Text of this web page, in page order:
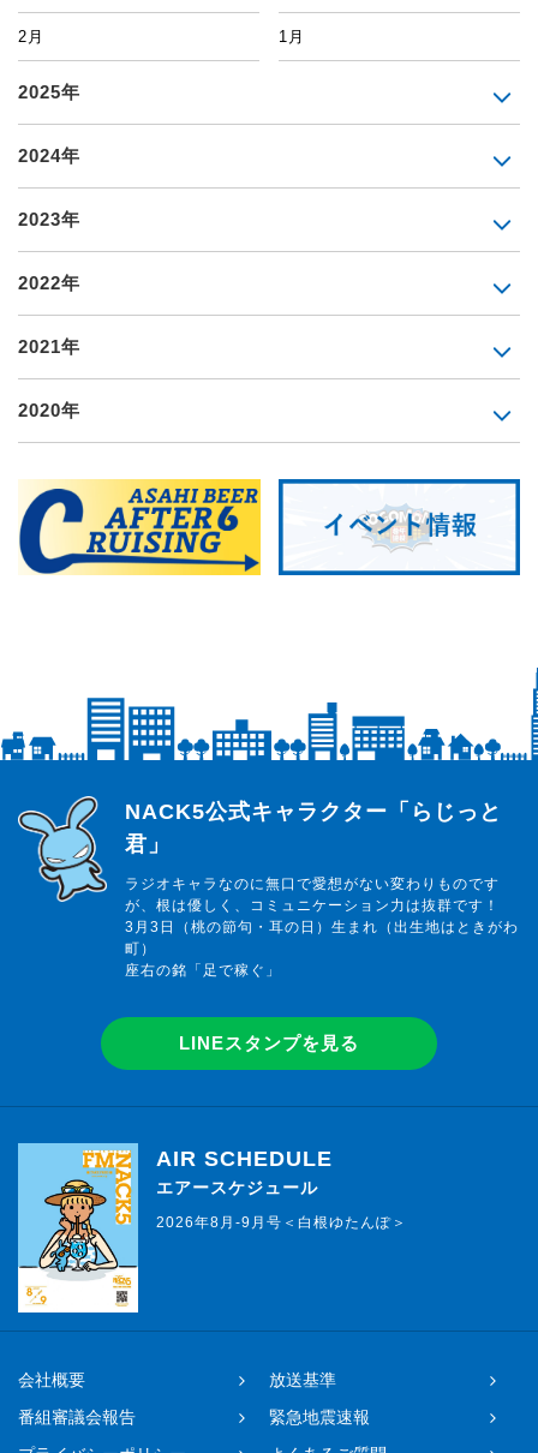
2月 1月
2025年
2024年
2023年
2022年
2021年
2020年
らじっと君
NACK5公式キャラクター「らじっと
君」
ラジオキャラなのに無口で愛想がない変わりものです
が、根は優しく、コミュニケーション力は抜群です！
3月3日（桃の節句・耳の日）生まれ（出生地はときがわ
町）
座右の銘「足で稼ぐ」
LINEスタンプを見る
AIR SCHEDULE
エアースケジュール
2026年8月-9月号＜白根ゆたんぽ＞
会社概要
放送基準
番組審議会報告
緊急地震速報